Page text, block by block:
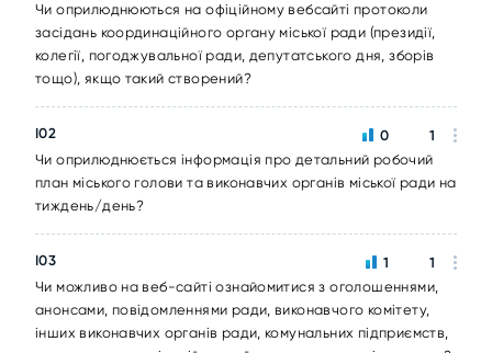
Чи оприлюднюються на офіційному вебсайті протоколи
засідань координаційного органу міської ради (президії,
колегії, погоджувальної ради, депутатського дня, зборів
тощо), якщо такий створений?
I02
Чи оприлюднюється інформація про детальний робочий
план міського голови та виконавчих органів міської ради на
тиждень/день?
0 1
I03
Чи можливо на веб-сайті ознайомитися з оголошеннями,
анонсами, повідомленнями ради, виконавчого комітету,
інших виконавчих органів ради, комунальних підприємств,
1 1